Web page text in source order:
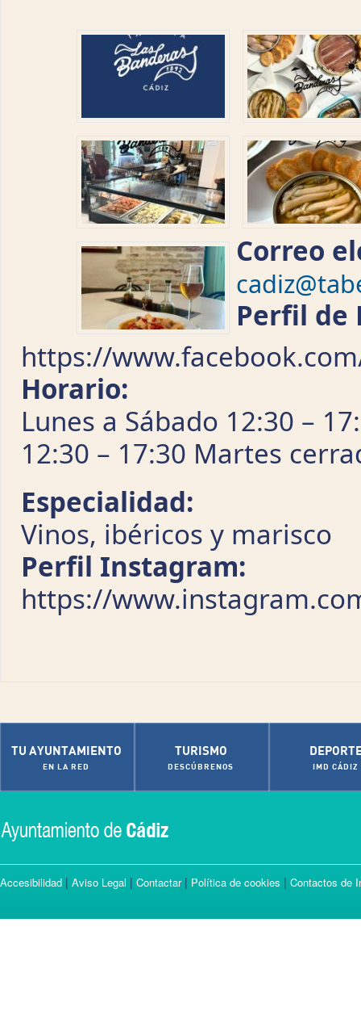
Correo
Perfil de
https://
Horario:
Lunes a Sábado 12:30 –
12:30 – 17:30 Martes
Especialidad:
Vinos, ibéricos y marisco
Perfil Instagram:
https://
TU AYUNTAMIENTO
EN LA RED
TURISMO
DESCÚBRENOS IMD CÁDIZ
Accesibilidad | Aviso Legal | Contactar| Política de cookies | Contactos de